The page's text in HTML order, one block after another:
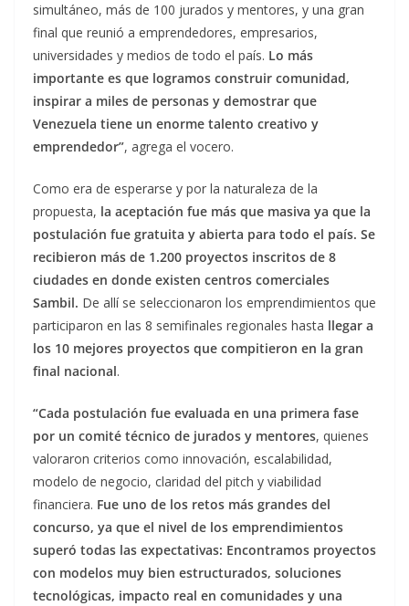
simultáneo, más de 100 jurados y mentores, y una gran
final que reunió a emprendedores, empresarios,
universidades y medios de todo el país. Lo más
importante es que logramos construir comunidad,
inspirar a miles de personas y demostrar que
Venezuela tiene un enorme talento creativo y
emprendedor”, agrega el vocero.
Como era de esperarse y por la naturaleza de la
propuesta, la aceptación fue más que masiva ya que la
postulación fue gratuita y abierta para todo el país. Se
recibieron más de 1.200 proyectos inscritos de 8
ciudades en donde existen centros comerciales
Sambil. De allí se seleccionaron los emprendimientos que
participaron en las 8 semifinales regionales hasta llegar a
los 10 mejores proyectos que compitieron en la gran
final nacional.
“Cada postulación fue evaluada en una primera fase
por un comité técnico de jurados y mentores, quienes
valoraron criterios como innovación, escalabilidad,
modelo de negocio, claridad del pitch y viabilidad
financiera. Fue uno de los retos más grandes del
concurso, ya que el nivel de los emprendimientos
superó todas las expectativas: Encontramos proyectos
con modelos muy bien estructurados, soluciones
tecnológicas, impacto real en comunidades y una